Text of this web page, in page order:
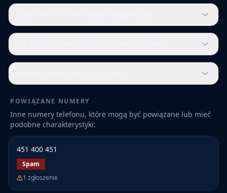
POWIĄZANE NUMERY
Inne numery telefonu, które mogą być powiązane lub mieć
podobne charakterystyki:
451 400 451
Spam
1 zgłoszenie